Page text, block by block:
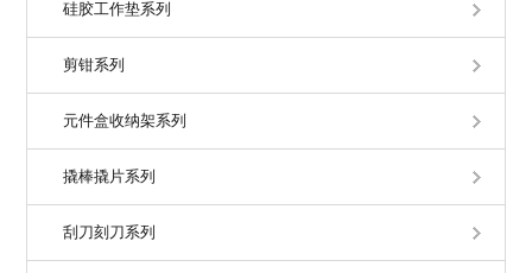
硅胶工作垫系列
剪钳系列
元件盒收纳架系列
撬棒撬片系列
刮刀刻刀系列